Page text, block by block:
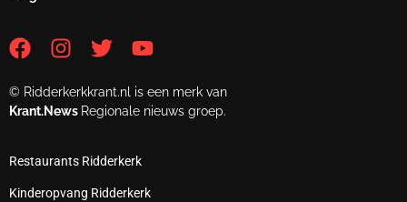
© Ridderkerkkrant.nl is een merk van
Krant.News Regionale nieuws groep.
Restaurants Ridderkerk
Kinderopvang Ridderkerk